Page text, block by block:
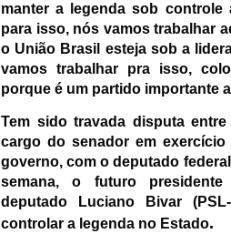
manter a legenda sob controle
para isso, nós vamos trabalhar
o União Brasil esteja sob a
vamos trabalhar pra isso,
porque é um partido importante
Tem sido travada disputa
cargo do senador em
governo, com o deputado
semana, o futuro
deputado Luciano Bivar
controlar a legenda no Estado.